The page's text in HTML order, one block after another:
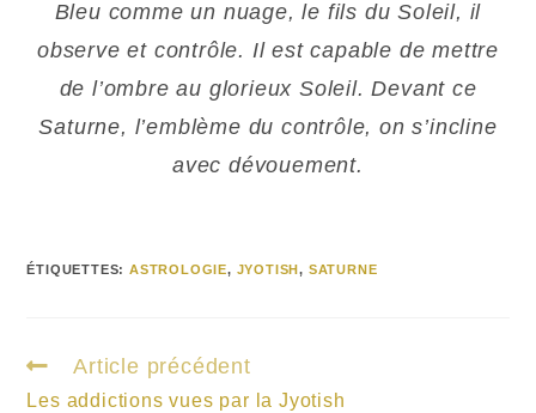
Bleu comme un nuage, le fils du Soleil, il
observe et contrôle. Il est capable de mettre
de l’ombre au glorieux Soleil. Devant ce
Saturne, l’emblème du contrôle, on s’incline
avec dévouement.
ÉTIQUETTES:ASTROLOGIE, JYOTISH, SATURNE
Article précédent
Les addictions vues par la Jyotish